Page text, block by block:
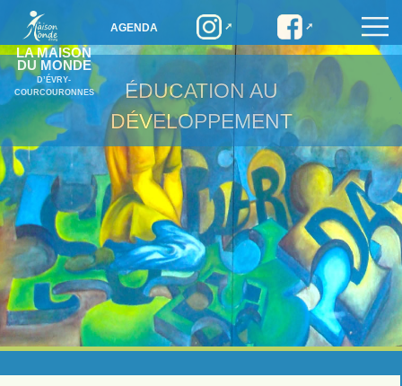
LA MAISON
DU MONDE
D’ÉVRY-
COURCOURONNES
AGENDA
ÉDUCATION AU
DÉVELOPPEMENT